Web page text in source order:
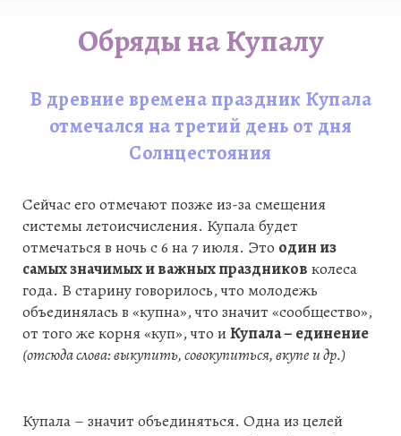
Обряды на Купалу
В древние времена праздник Купала
отмечался на третий день от дня
Солнцестояния
Сейчас его отмечают позже из-за смещения
системы летоисчисления. Купала будет
отмечаться в ночь с 6 на 7 июля. Это один из
самых значимых и важных праздников колеса
года. В старину говорилось, что молодежь
объединялась в «купна», что значит «сообщество»,
от того же корня «куп», что иКупала – единение
(отсюда слова: выкупить, совокупиться, вкупе и др.)
Купала – значит объединяться. Одна из целей